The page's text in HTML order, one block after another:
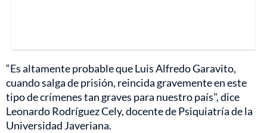
“Es altamente probable que Luis Alfredo Garavito,
cuando salga de prisión, reincida gravemente en este
tipo de crímenes tan graves para nuestro país", dice
Leonardo Rodríguez Cely, docente de Psiquiatría de la
Universidad Javeriana.